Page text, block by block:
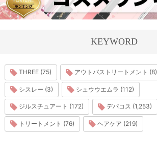
KEYWORD
THREE (75) アウトバストリートメント (8)
シスレー (3) シュウウエムラ (112)
ジルスチュアート (172) デパコス (1,253)
トリートメント (76) ヘアケア (219)